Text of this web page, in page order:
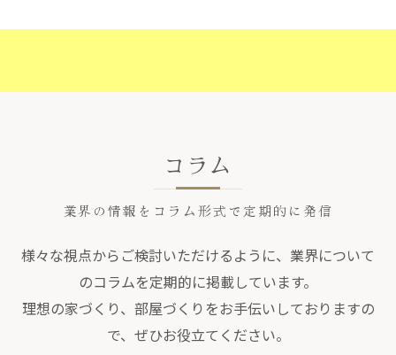
業界の情報をコラム形式で定期的に発信
コラム
様々な視点からご検討いただけるように、業界について
のコラムを定期的に掲載しています。
理想の家づくり、部屋づくりをお手伝いしておりますの
で、ぜひお役立てください。